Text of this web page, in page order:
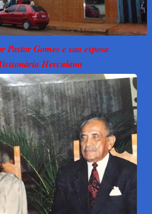
Pastor Gomes e sua esposa
Herculana